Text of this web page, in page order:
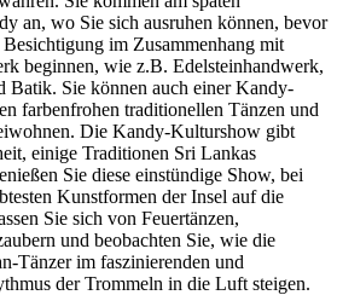
an, wo Sie sich ausruhen können, bevor
Besichtigung im Zusammenhang mit
beginnen, wie z.B. Edelsteinhandwerk,
Batik. Sie können auch einer Kandy-
farbenfrohen traditionellen Tänzen und
Die Kandy-Kulturshow gibt
einige Traditionen Sri Lankas
Sie diese einstündige Show, bei
Kunstformen der Insel auf die
Sie sich von Feuertänzen,
und beobachten Sie, wie die
Tänzer im faszinierenden und
der Trommeln in die Luft steigen.